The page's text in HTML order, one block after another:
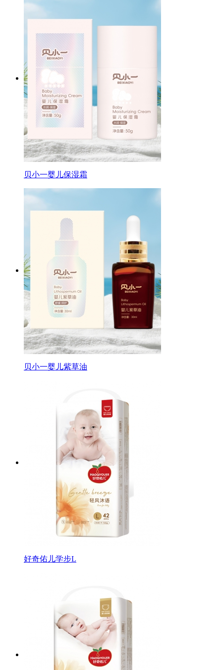
贝小一婴儿保湿霜
贝小一婴儿紫草油
好奇佑儿学步L